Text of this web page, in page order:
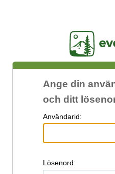
Ange din
och ditt
Användarid:
Lösenord: